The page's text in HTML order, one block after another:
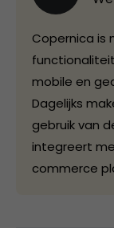
Copernica
mobile en
Dagelijks
gebruik van
integreert
commerce